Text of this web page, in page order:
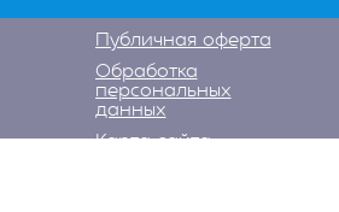
Публичная оферта
Обработка
персональных
данных
Карта сайта